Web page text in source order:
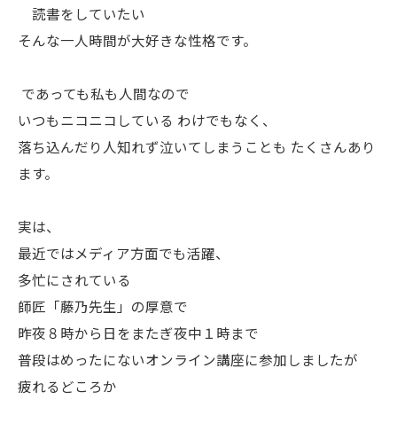
読書をしていたい
そんな一人時間が大好きな性格です。
であっても私も人間なので
いつもニコニコしている わけでもなく、
落ち込んだり人知れず泣いてしまうことも たくさんあり
ます。
実は、
最近ではメディア方面でも活躍、
多忙にされている
師匠「藤乃先生」の厚意で
昨夜８時から日をまたぎ夜中１時まで
普段はめったにないオンライン講座に参加しましたが
疲れるどころか